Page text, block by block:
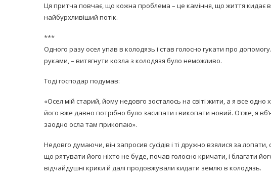
Ця притча повчає, що кожна проблема – це каміння, що життя
найбурхливіший потік.
***
Одного разу осел упав в колодязь і став голосно гукати про
руками, – витягнути козла з колодязя було неможливо.
Тоді господар подумав:
«Осел мій старий, йому недовго зосталось на світі жити, а я все
його вже давно потрібно було засипати і викопати новий. Отже, я
заодно осла там прикопаю».
Недовго думаючи, він запросив сусідів і ті дружно взялися за
що рятувати його ніхто не буде, почав голосно кричати, і благати
відчайдушні крики й далі продовжували кидати землю в колодязь.